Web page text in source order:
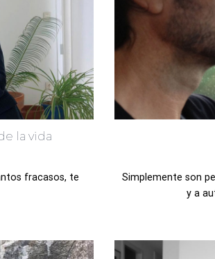
la vida
fracasos, te
Simplemente son
y a